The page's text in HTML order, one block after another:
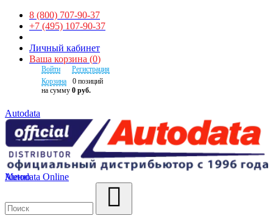
8 (800) 707-90-37
+7 (495) 107-90-37
Личный кабинет
Ваша корзина (0)
Войти
Регистрация
Корзина
0 позиций
на сумму 0 руб.
Autodata
Autodata Online
Меню